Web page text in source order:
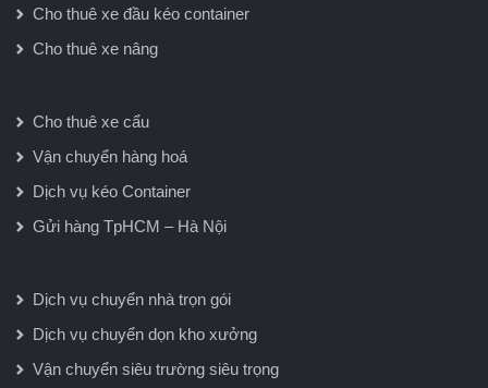
Cho thuê xe đầu kéo container
Cho thuê xe nâng
Cho thuê xe cẩu
Vận chuyển hàng hoá
Dịch vụ kéo Container
Gửi hàng TpHCM – Hà Nội
Dịch vụ chuyển nhà trọn gói
Dịch vụ chuyển dọn kho xưởng
Vận chuyển siêu trường siêu trọng